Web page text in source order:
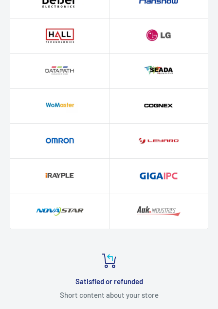
Satisfied or refunded
Short content about your store